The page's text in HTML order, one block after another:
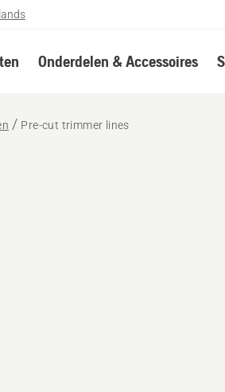
Onderdelen & Accessoires
Pre-cut trimmer lines